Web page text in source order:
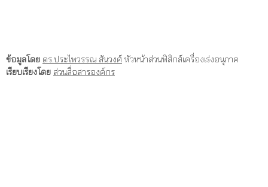
ข้อมูลโดย ดร.ประไพวรรณ สันวงศ์ หัวหน้าส่วนฟิสิกส์เครื่องเร่งอนุภาค
เรียบเรียงโดย ส่วนสื่อสารองค์กร